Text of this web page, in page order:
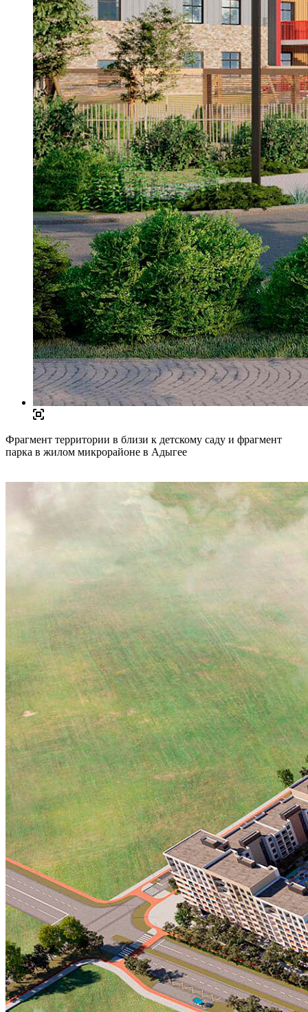
Фрагмент территории в близи к детскому саду и фрагмент
парка в жилом микрорайоне в Адыгее